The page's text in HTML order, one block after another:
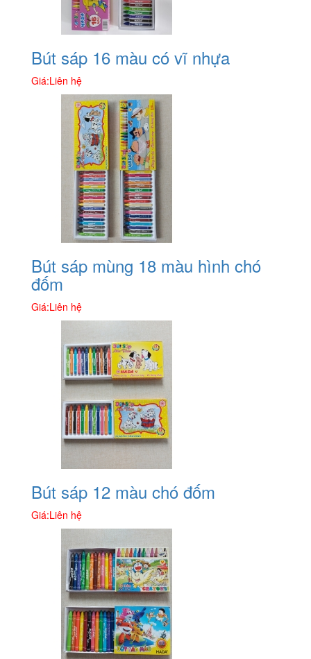
Bút sáp 16 màu có vĩ nhựa
Giá:Liên hệ
Bút sáp mùng 18 màu hình chó
đốm
Giá:Liên hệ
Bút sáp 12 màu chó đốm
Giá:Liên hệ